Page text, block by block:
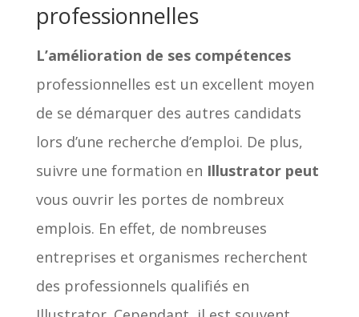
professionnelles
L’amélioration de ses compétences
professionnelles est un excellent moyen
de se démarquer des autres candidats
lors d’une recherche d’emploi. De plus,
suivre une formation en Illustrator peut
vous ouvrir les portes de nombreux
emplois. En effet, de nombreuses
entreprises et organismes recherchent
des professionnels qualifiés en